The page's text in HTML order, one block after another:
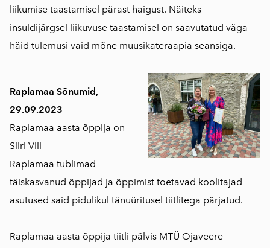
liikumise taastamisel pärast haigust. Näiteks
insuldijärgsel liikuvuse taastamisel on saavutatud väga
häid tulemusi vaid mõne muusikateraapia seansiga.
Raplamaa Sõnumid,
29.09.2023
Raplamaa aasta õppija on
Siiri Viil
Raplamaa tublimad
täiskasvanud õppijad ja õppimist toetavad koolitajad-
asutused said pidulikul tänuüritusel tiitlitega pärjatud.
Raplamaa aasta õppija tiitli pälvis MTÜ Ojaveere